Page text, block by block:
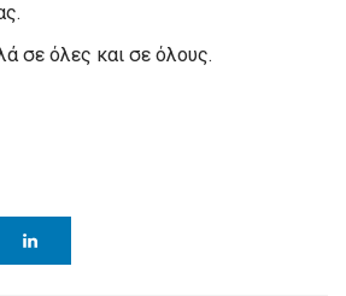
σε όλες και σε όλους.